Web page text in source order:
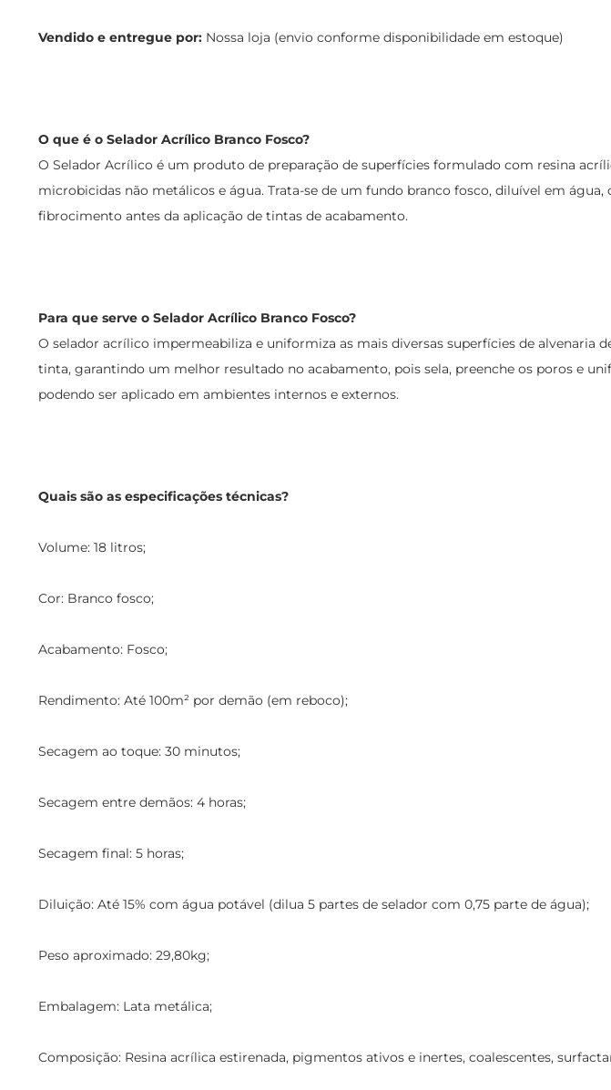
Vendido e entregue por: Nossa loja (envio conforme disponibilidade em estoque)
O que é o Selador Acrílico Branco Fosco?
O Selador Acrílico é um produto de preparação de superfícies formulado com resina
microbicidas não metálicos e água. Trata-se de um fundo branco fosco, diluível em
fibrocimento antes da aplicação de tintas de acabamento.
Para que serve o Selador Acrílico Branco Fosco?
O selador acrílico impermeabiliza e uniformiza as mais diversas superfícies de alvenaria
tinta, garantindo um melhor resultado no acabamento, pois sela, preenche os poros e
podendo ser aplicado em ambientes internos e externos.
Quais são as especificações técnicas?
Volume: 18 litros;
Cor: Branco fosco;
Acabamento: Fosco;
Rendimento: Até 100m² por demão (em reboco);
Secagem ao toque: 30 minutos;
Secagem entre demãos: 4 horas;
Secagem final: 5 horas;
Diluição: Até 15% com água potável (dilua 5 partes de selador com 0,75 parte de água);
Peso aproximado: 29,80kg;
Embalagem: Lata metálica;
Composição: Resina acrílica estirenada, pigmentos ativos e inertes, coalescentes,